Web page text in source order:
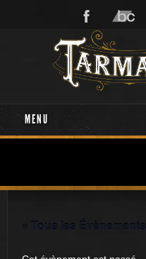
MENU
« Tous les Évènements